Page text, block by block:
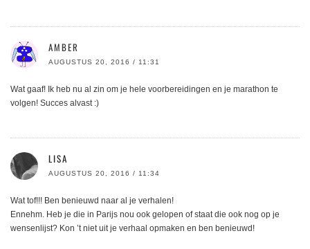
AMBER
AUGUSTUS 20, 2016 / 11:31
Wat gaaf! Ik heb nu al zin om je hele voorbereidingen en je marathon te
volgen! Succes alvast :)
LISA
AUGUSTUS 20, 2016 / 11:34
Wat tof!!! Ben benieuwd naar al je verhalen!
Ennehm. Heb je die in Parijs nou ook gelopen of staat die ook nog op je
wensenlijst? Kon ’t niet uit je verhaal opmaken en ben benieuwd!